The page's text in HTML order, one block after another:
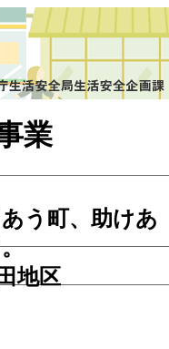
業
う町、助けあ
地区